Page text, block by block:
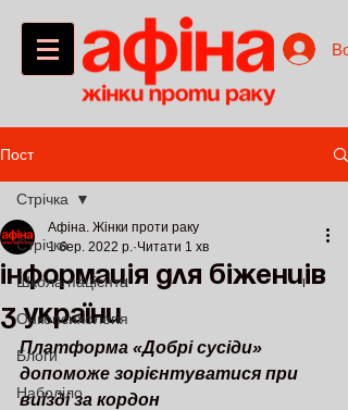
Пост
Стрічка
Школа пацієнта
Онкопсихологія
Блоги
Наболіло
Стрічка
Інформація для біженців
з України
Афіна. Жінки проти раку
1 бер. 2022 р. Читати 1 хв
Платформа «Добрі сусіди»
допоможе зорієнтуватися при
виїзді за кордон